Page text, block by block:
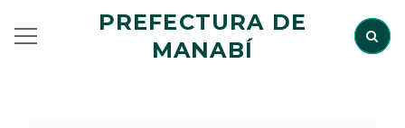
PREFECTURA DE
MANABÍ